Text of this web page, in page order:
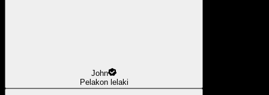
John
Pelakon lelaki